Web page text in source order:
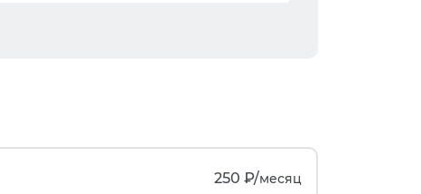
250 ₽/месяц